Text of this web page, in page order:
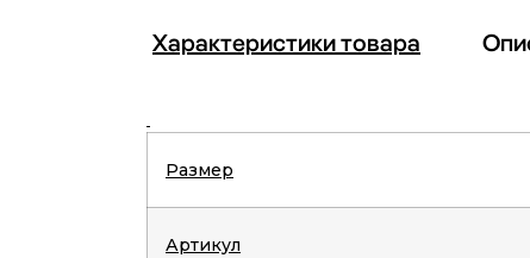
Характеристики товара
Размер
Артикул